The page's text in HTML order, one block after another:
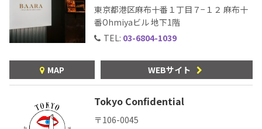
東京都港区麻布十番１丁目７−１２ 麻布十
番Ohmiyaビル 地下1階
TEL: 03-6804-1039
MAP WEBサイト
Tokyo Confidential
〒106-0045